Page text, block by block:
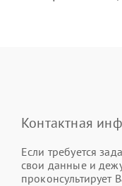
Контактная
Если требуется
свои данные и
проконсультирует